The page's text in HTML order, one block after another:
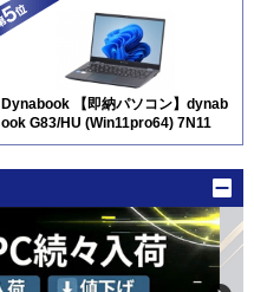
Dynabook 【即納パソコン】dynab
ook G83/HU (Win11pro64) 7N11